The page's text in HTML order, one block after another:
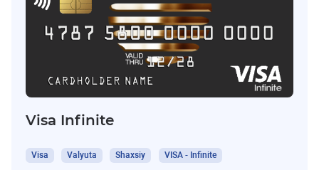
Visa Infinite
Visa Valyuta Shaxsiy VISA - Infinite